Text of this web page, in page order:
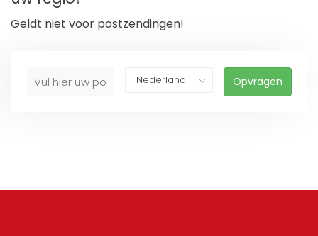
Geldt niet voor postzendingen!
Opvragen